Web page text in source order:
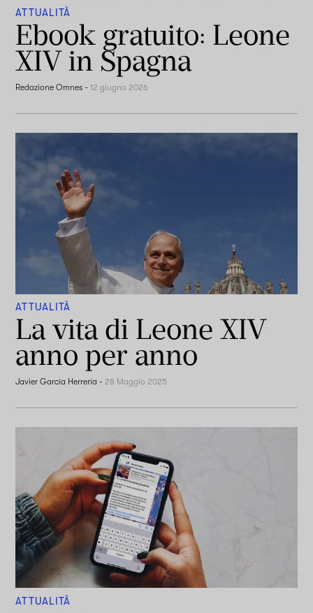
ATTUALITÀ
Ebook gratuito: Leone
XIV in Spagna
Redazione Omnes -12 giugno 2026
ATTUALITÀ
La vita di Leone XIV
anno per anno
Javier García Herrería -28 Maggio 2025
ATTUALITÀ